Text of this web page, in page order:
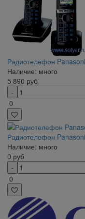
Радиотелефон
Наличие: много
5 890 руб
0
Радиотелефон
Наличие: много
0 руб
0